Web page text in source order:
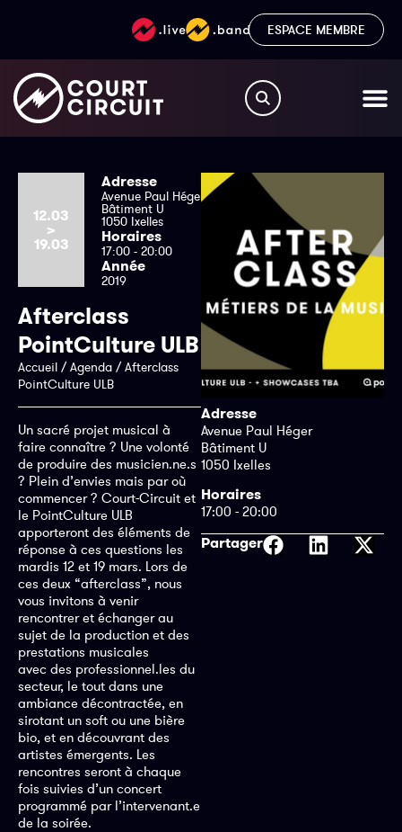
ESPACE MEMBRE
12.03
>
19.03
Adresse
Avenue Paul Héger
Bâtiment U
1050 Ixelles
Horaires
17:00 - 20:00
Année
2019
Afterclass
PointCulture ULB
Accueil /Agenda /Afterclass
PointCulture ULB
Un sacré projet musical à
faire connaître ? Une volonté
de produire des musicien.ne.s
? Plein d’envies mais par où
commencer ? Court-Circuit et
le PointCulture ULB
apporteront des éléments de
réponse à ces questions les
mardis 12 et 19 mars. Lors de
ces deux “afterclass”, nous
vous invitons à venir
rencontrer et échanger au
sujet de la production et des
prestations musicales
avec des professionnel.les du
secteur, le tout dans une
ambiance décontractée, en
sirotant un soft ou une bière
bio, et en découvrant des
artistes émergents. Les
rencontres seront à chaque
fois suivies d’un concert
programmé par l’intervenant.e
de la soirée.
Adresse
Avenue Paul Héger
Bâtiment U
1050 Ixelles
Horaires
17:00 - 20:00
Partager